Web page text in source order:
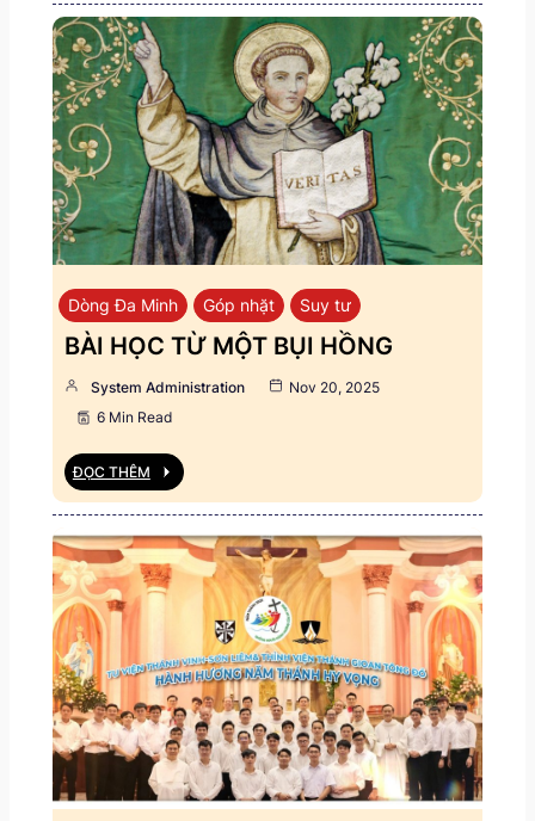
Dòng Đa Minh Góp nhặt Suy tư
BÀI HỌC TỪ MỘT BỤI HỒNG
System Administration
Nov 20, 2025
6 Min Read
ĐỌC THÊM